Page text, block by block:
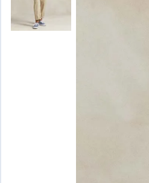
Bundy
Kostýmy